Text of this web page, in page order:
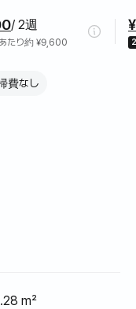
/ 2週
たり約 ¥9,600
費なし
m²